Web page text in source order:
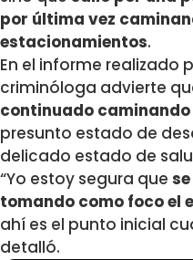
por última vez
estacionamientos.
En el informe realizado
criminóloga advierte
continuado
presunto estado de
delicado estado de
“Yo estoy segura que
tomando como foco el
ahí es el punto inicial
detalló.